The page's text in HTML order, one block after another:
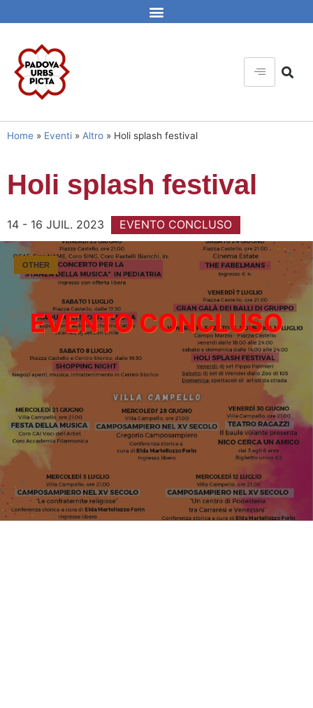
Home » Eventi » Altro » Holi splash festival
Holi splash festival
14 - 16 JUIL. 2023 EVENTO CONCLUSO
OTHER